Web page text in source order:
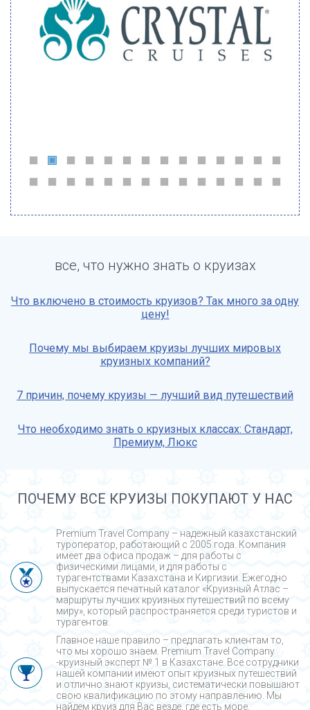
все, что нужно знать о круизах
Что включено в стоимость круизов? Так много за одну
цену!
Почему мы выбираем круизы лучших мировых
круизных компаний?
7 причин, почему круизы — лучший вид путешествий
Что необходимо знать о круизных классах: Стандарт,
Премиум, Люкс
ПОЧЕМУ ВСЕ КРУИЗЫ ПОКУПАЮТ У НАС
Premium Travel Company – надежный казахстанский
туроператор, работающий с 2005 года. Компания
имеет два офиса продаж – для работы с
физическими лицами, и для работы с
турагентствами Казахстана и Киргизии. Ежегодно
выпускается печатный каталог «Круизный Атлас –
маршруты лучших круизных путешествий по всему
миру», который распространяется среди туристов и
турагентов.
Главное наше правило – предлагать клиентам то,
что мы хорошо знаем. Premium Travel Company
-круизный эксперт № 1 в Казахстане. Все сотрудники
нашей компании имеют опыт круизных путешествий
и отлично знают круизы, систематически повышают
свою квалификацию по этому направлению. Мы
найдем круиз для Вас везде, где есть море.